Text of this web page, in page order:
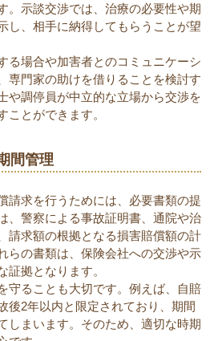
。示談交渉では、治療の必要性や期
し、相手に納得してもらうことが望
る場合や加害者とのコミュニケーシ
専門家の助けを借りることを検討す
や調停員が中立的な立場から交渉を
ことができます。
間管理
請求を行うためには、必要書類の提
、警察による事故証明書、通院や治
請求額の根拠となる損害賠償額の計
らの書類は、保険会社への交渉や示
証拠となります。
守ることも大切です。例えば、自賠
後2年以内と限定されており、期間
しまいます。そのため、適切な時期